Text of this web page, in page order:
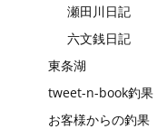
瀬田川日記
六文銭日記
東条湖
tweet-n-book釣果
お客様からの釣果